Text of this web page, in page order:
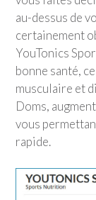
au-dessus de
certainement
YouTonics
bonne santé,
musculaire et
Doms,
vous
rapide.